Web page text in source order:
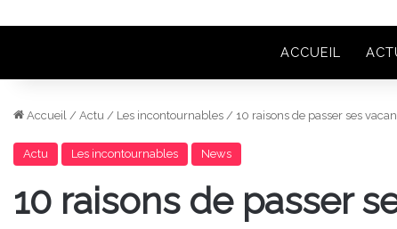
ACCUEIL
Accueil / Actu / Les incontournables / 10 raisons de passer ses
Actu Les incontournables News
10 raisons de passer